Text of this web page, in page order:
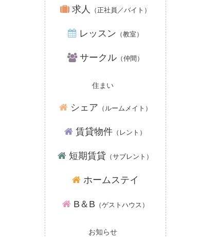
求人 （正社員／バイト）
レッスン （教室）
サークル（仲間）
住まい
シェア （ルームメイト）
賃貸物件 （レント）
短期賃貸 （サブレント）
ホームステイ
B＆B （ゲストハウス）
お知らせ